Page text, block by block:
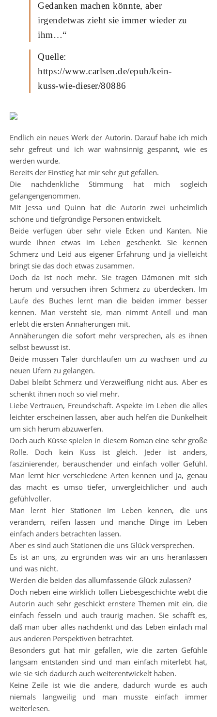
Gedanken machen könnte, aber
irgendetwas zieht sie immer wieder zu
ihm…“
Quelle:
https://www.carlsen.de/epub/kein-
kuss-wie-dieser/80886
Endlich ein neues Werk der Autorin. Darauf habe ich mich
sehr gefreut und ich war wahnsinnig gespannt, wie es
werden würde.
Bereits der Einstieg hat mir sehr gut gefallen.
Die nachdenkliche Stimmung hat mich sogleich
gefangengenommen.
Mit Jessa und Quinn hat die Autorin zwei unheimlich
schöne und tiefgründige Personen entwickelt.
Beide verfügen über sehr viele Ecken und Kanten. Nie
wurde ihnen etwas im Leben geschenkt. Sie kennen
Schmerz und Leid aus eigener Erfahrung und ja vielleicht
bringt sie das doch etwas zusammen.
Doch da ist noch mehr. Sie tragen Dämonen mit sich
herum und versuchen ihren Schmerz zu überdecken. Im
Laufe des Buches lernt man die beiden immer besser
kennen. Man versteht sie, man nimmt Anteil und man
erlebt die ersten Annäherungen mit.
Annäherungen die sofort mehr versprechen, als es ihnen
selbst bewusst ist.
Beide müssen Täler durchlaufen um zu wachsen und zu
neuen Ufern zu gelangen.
Dabei bleibt Schmerz und Verzweiflung nicht aus. Aber es
schenkt ihnen noch so viel mehr.
Liebe Vertrauen, Freundschaft. Aspekte im Leben die alles
leichter erscheinen lassen, aber auch helfen die Dunkelheit
um sich herum abzuwerfen.
Doch auch Küsse spielen in diesem Roman eine sehr große
Rolle. Doch kein Kuss ist gleich. Jeder ist anders,
faszinierender, berauschender und einfach voller Gefühl.
Man lernt hier verschiedene Arten kennen und ja, genau
das macht es umso tiefer, unvergleichlicher und auch
gefühlvoller.
Man lernt hier Stationen im Leben kennen, die uns
verändern, reifen lassen und manche Dinge im Leben
einfach anders betrachten lassen.
Aber es sind auch Stationen die uns Glück versprechen.
Es ist an uns, zu ergründen was wir an uns heranlassen
und was nicht.
Werden die beiden das allumfassende Glück zulassen?
Doch neben eine wirklich tollen Liebesgeschichte webt die
Autorin auch sehr geschickt ernstere Themen mit ein, die
einfach fesseln und auch traurig machen. Sie schafft es,
daß man über alles nachdenkt und das Leben einfach mal
aus anderen Perspektiven betrachtet.
Besonders gut hat mir gefallen, wie die zarten Gefühle
langsam entstanden sind und man einfach miterlebt hat,
wie sie sich dadurch auch weiterentwickelt haben.
Keine Zeile ist wie die andere, dadurch wurde es auch
niemals langweilig und man musste einfach immer
weiterlesen.